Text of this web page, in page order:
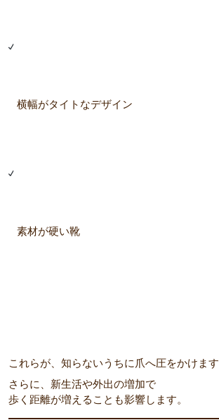
横幅がタイトなデザイン
素材が硬い靴
これらが、知らないうちに爪へ圧をかけます
さらに、新生活や外出の増加で
歩く距離が増えることも影響します。